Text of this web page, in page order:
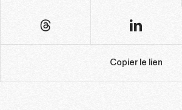
Copier le lien